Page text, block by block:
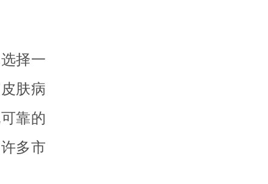
择一
肤病
靠的
多市